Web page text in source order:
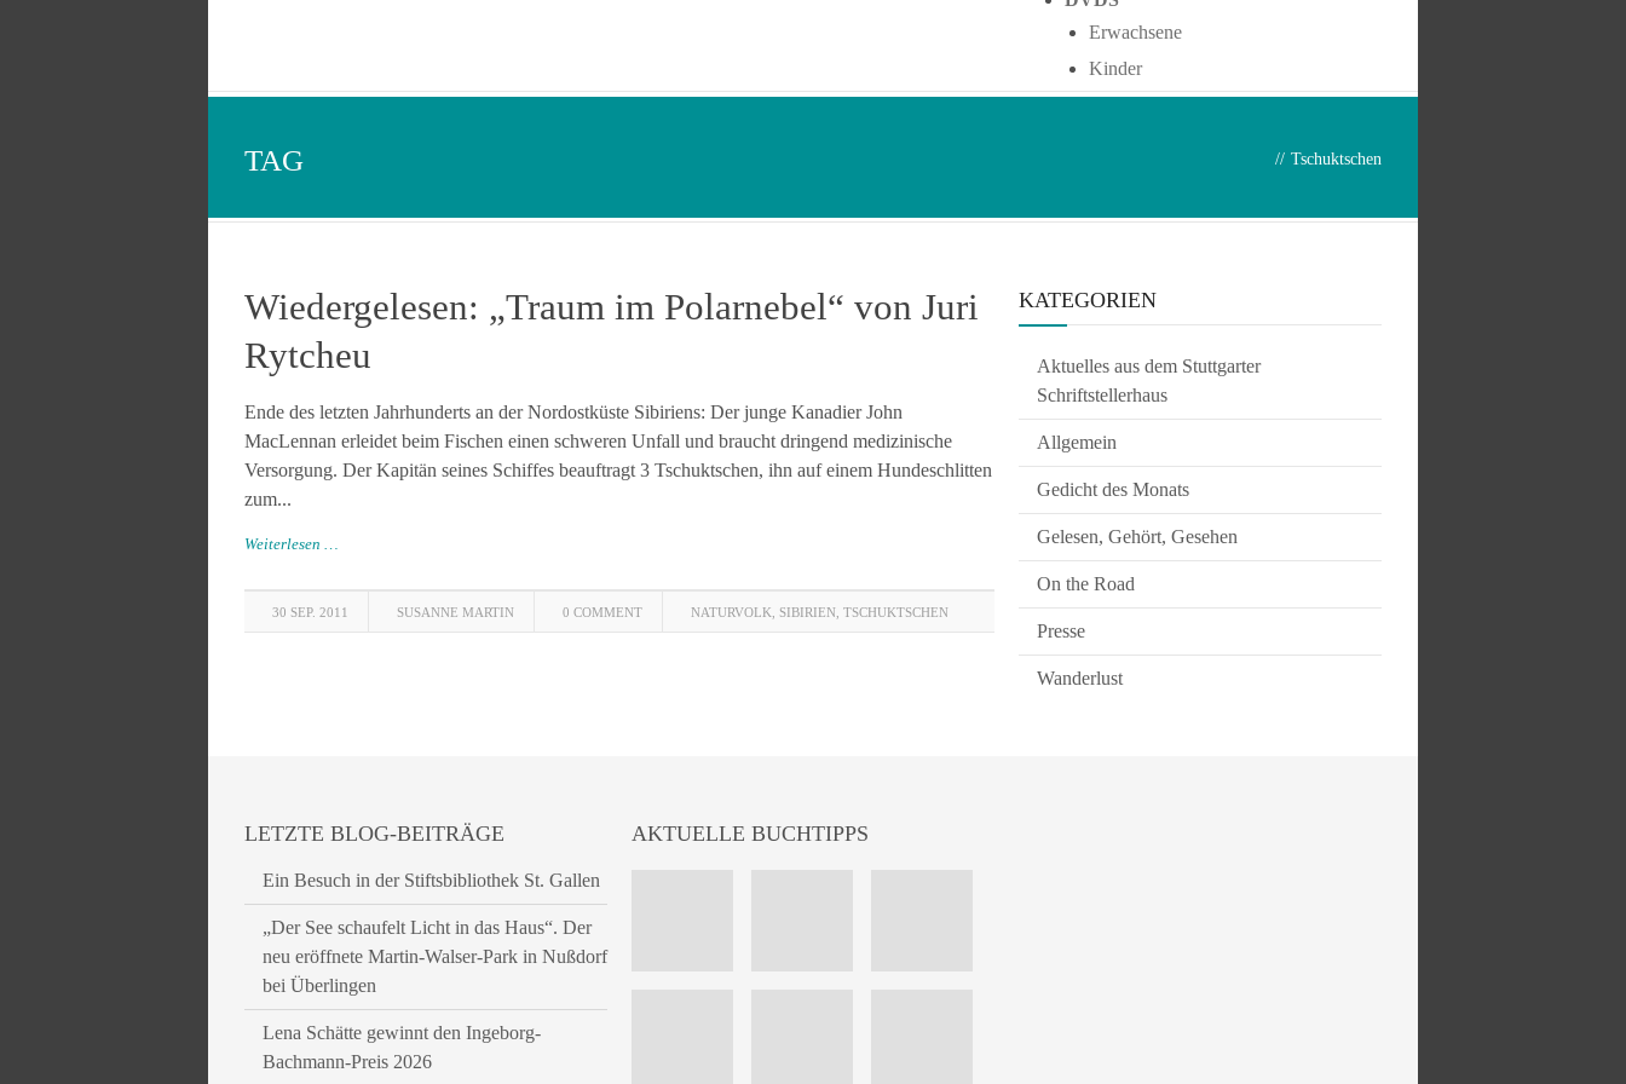
Erwachsene
Kinder
TAG // Tschuktschen
Wiedergelesen: „Traum im Polarnebel“ von Juri
Rytcheu
Ende des letzten Jahrhunderts an der Nordostküste Sibiriens: Der junge Kanadier John
MacLennan erleidet beim Fischen einen schweren Unfall und braucht dringend medizinische
Versorgung. Der Kapitän seines Schiffes beauftragt 3 Tschuktschen, ihn auf einem Hundeschlitten
zum...
Weiterlesen …
30 SEP. 2011 SUSANNE MARTIN 0 COMMENT NATURVOLK SIBIRIEN TSCHUKTSCHEN
KATEGORIEN
Aktuelles aus dem Stuttgarter
Schriftstellerhaus
Allgemein
Gedicht des Monats
Gelesen, Gehört, Gesehen
On the Road
Presse
Wanderlust
LETZTE BLOG-BEITRÄGE
Ein Besuch in der Stiftsbibliothek St. Gallen
„Der See schaufelt Licht in das Haus“. Der
neu eröffnete Martin-Walser-Park in Nußdorf
bei Überlingen
Lena Schätte gewinnt den Ingeborg-
Bachmann-Preis 2026
AKTUELLE BUCHTIPPS